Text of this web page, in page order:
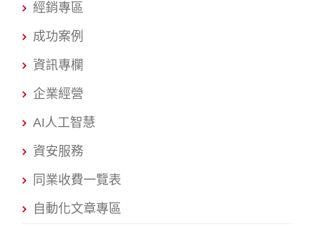
經銷專區
成功案例
資訊專欄
企業經營
AI人工智慧
資安服務
同業收費一覽表
自動化文章專區